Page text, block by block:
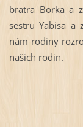
bratra Borka a
sestru Yabisa a
nám rodiny
našich rodin.